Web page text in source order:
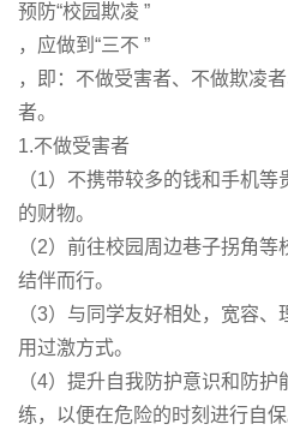
预防“校园欺凌 ”
，应做到“三不 ”
，即：不做受害者、不做欺凌
者。
1.不做受害者
（1）不携带较多的钱和手机
的财物。
（2）前往校园周边巷子拐角
结伴而行。
（3）与同学友好相处，宽容
用过激方式。
（4）提升自我防护意识和防护
练，以便在危险的时刻进行自保